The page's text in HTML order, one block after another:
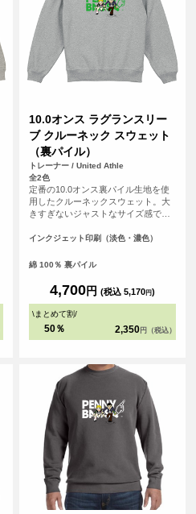
10.0オンス ラグランスリー
ブ クルーネック スウェット
（裏パイル）
トレーナー / United Athle
全2色
定番の10.0オンス裏パイル生地を使
用したクルーネックスウェット。大
きすぎないジャストなサイズ感であ
調整しアウトラインに丸みをつける
した。
インクジェット印刷（淡色・濃色）
綿 100％ 裏パイル
4,700円 (税込 5,170円)
\まとめて割/
50％ 2,350 円（税込）